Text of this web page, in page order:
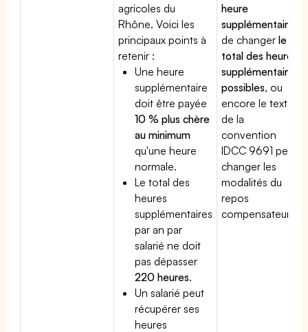
agricoles du
Rhône. Voici les
principaux points à
retenir :
Une heure
supplémentaire
doit être payée
10 % plus chère
au minimum
qu'une heure
normale.
Le total des
heures
supplémentaires
par an par
salarié ne doit
pas dépasser
220 heures.
Un salarié peut
récupérer ses
heures
heure
supplémentaire
de changerle
total des heures
supplémentaires
possibles, ou
encore le texte
de la
convention
IDCC 9691 peut
changer les
modalités du
repos
compensateur.